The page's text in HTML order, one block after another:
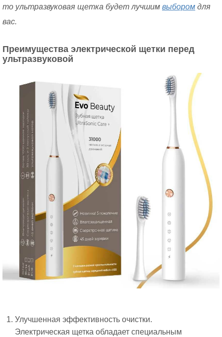
то ультразвуковая щетка будет лучшим выбором для
вас.
Преимущества электрической щетки перед
ультразвуковой
Улучшенная эффективность очистки.
Электрическая щетка обладает специальным